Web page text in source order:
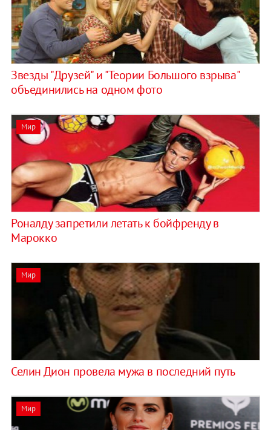
Звезды "Друзей" и "Теории Большого взрыва"
объединились на одном фото
Мир
Роналду запретили летать к бойфренду в
Марокко
Мир
Селин Дион провела мужа в последний путь
Мир